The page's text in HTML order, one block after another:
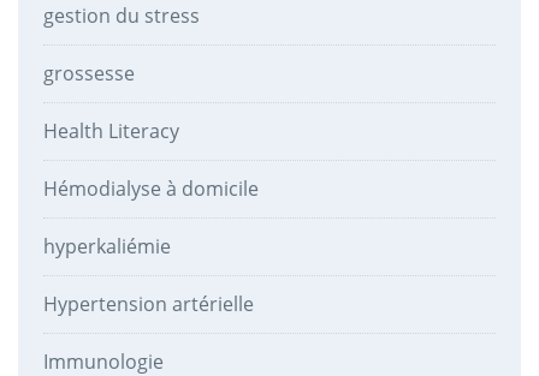
gestion du stress
grossesse
Health Literacy
Hémodialyse à domicile
hyperkaliémie
Hypertension artérielle
Immunologie